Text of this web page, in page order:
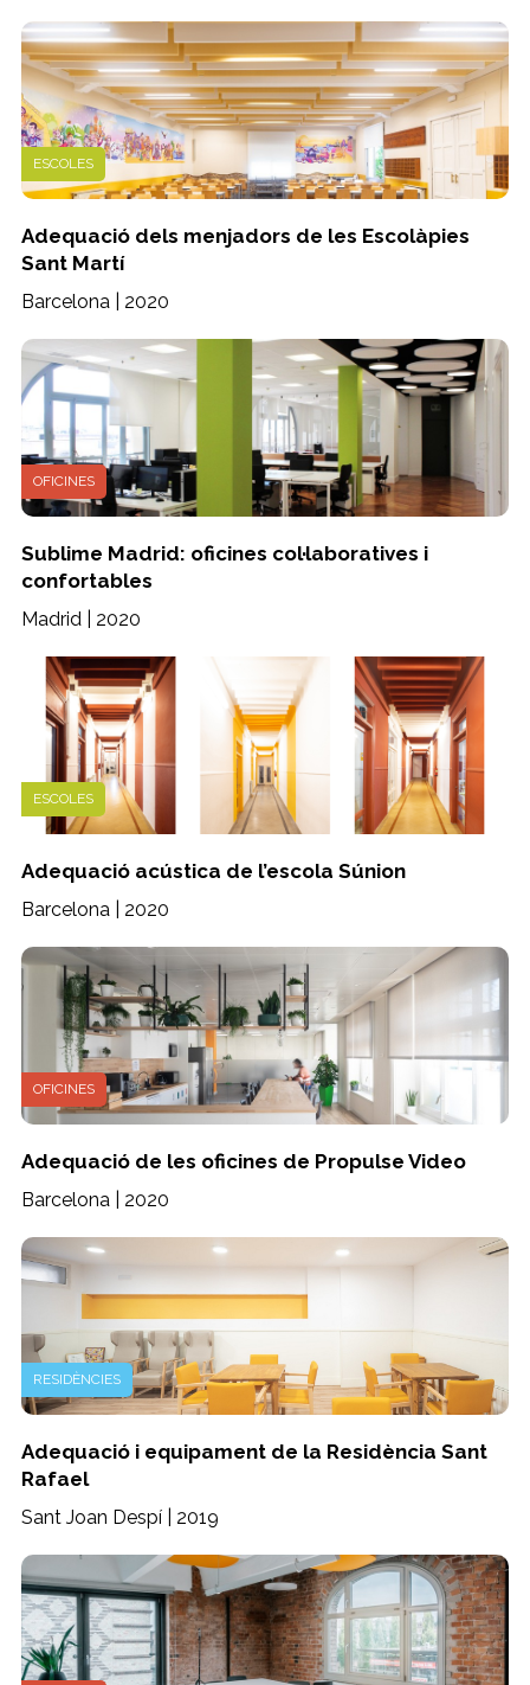
ESCOLES
Adequació dels menjadors de les Escolàpies
Sant Martí
Barcelona | 2020
OFICINES
Sublime Madrid: oficines col·laboratives i
confortables
Madrid | 2020
ESCOLES
Adequació acústica de l’escola Súnion
Barcelona | 2020
OFICINES
Adequació de les oficines de Propulse Video
Barcelona | 2020
RESIDÈNCIES
Adequació i equipament de la Residència Sant
Rafael
Sant Joan Despí | 2019